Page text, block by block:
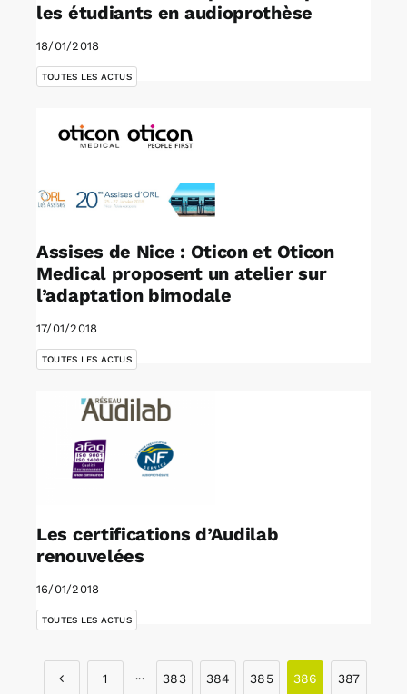
les étudiants en audioprothèse
18/01/2018
TOUTES LES ACTUS
Assises de Nice : Oticon et Oticon
Medical proposent un atelier sur
l’adaptation bimodale
17/01/2018
TOUTES LES ACTUS
Les certifications d’Audilab
renouvelées
16/01/2018
TOUTES LES ACTUS
1 ··· 383 384 385 386 387